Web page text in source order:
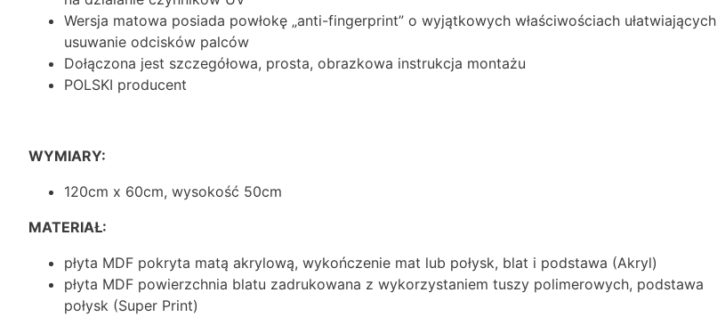
Wersja matowa posiada powłokę „anti-fingerprint” o wyjątkowych właściwościach ułatwiających
usuwanie odcisków palców
Dołączona jest szczegółowa, prosta, obrazkowa instrukcja montażu
POLSKI producent
WYMIARY:
120cm x 60cm, wysokość 50cm
MATERIAŁ:
płyta MDF pokryta matą akrylową, wykończenie mat lub połysk, blat i podstawa (Akryl)
płyta MDF powierzchnia blatu zadrukowana z wykorzystaniem tuszy polimerowych, podstawa
połysk (Super Print)